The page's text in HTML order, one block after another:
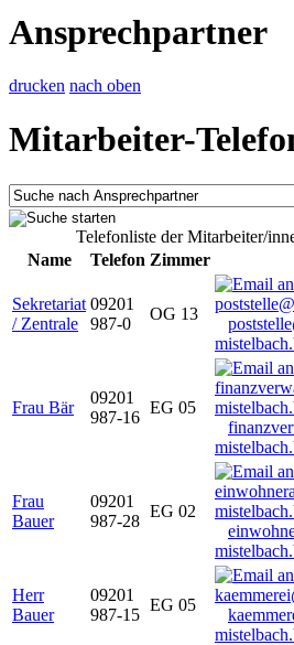
Ansprechpartner
drucken nach oben
Mitarbeiter-
Telefonliste der Mitarbeiter/
Name
Telefon Zimmer
Sekretariat
/ Zentrale
09201
987-0
OG 13
Frau Bär
09201
987-16
EG 05
Frau
Bauer
09201
987-28
EG 02
Herr
Bauer
09201
987-15
EG 05